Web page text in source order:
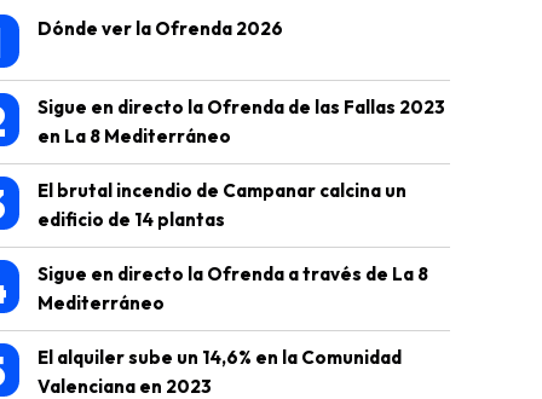
Dónde ver la Ofrenda 2026
Sigue en directo la Ofrenda de las Fallas 2023
en La 8 Mediterráneo
El brutal incendio de Campanar calcina un
edificio de 14 plantas
Sigue en directo la Ofrenda a través de La 8
Mediterráneo
El alquiler sube un 14,6% en la Comunidad
Valenciana en 2023